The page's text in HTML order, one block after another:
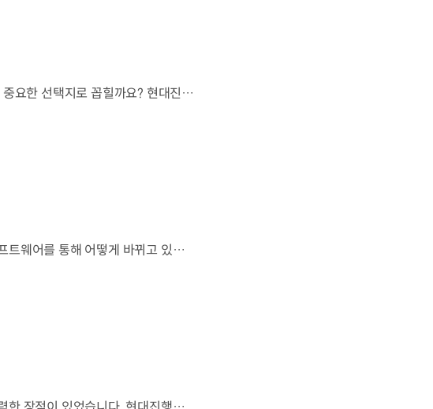
오랫동안 미래 에너지로 사용되어 온 수소.왜 지금까지도 중요한 선택지로 꼽힐까요? 현대진행형 팟캐스트 EP.21에서 확인하세요.📻 #현대자동차그룹 #현대진행형 #모빌리티팟캐스트 #수소전기차 #수소에너지 #연료 #미래모빌리티 #모빌리티
엔진으로 움직이는 기계로 여겨졌던 자동차.배터리와 소프트웨어를 통해 어떻게 바뀌고 있을까요? 현대진행형 팟캐스트 EP.21에서 확인하세요.📻 #현대자동차그룹 #현대진행형 #모빌리티팟캐스트 #SDV #전기차 #연료 #미래모빌리티 #모빌리티